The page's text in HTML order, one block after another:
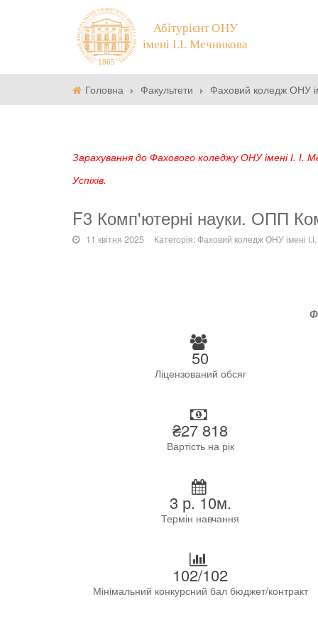
Головна Факультети Фаховий коледж ОНУ
Зарахування до Фахового коледжу ОНУ імені І.
Успіхів.
F3 Комп'ютерні науки. ОПП
11 квітня 2025 Категорія:Фаховий коледж ОНУ імені
50
Ліцензований обсяг
₴27 818
Вартість на рік
3 р. 10м.
Термін навчання
102/102
Мінімальний конкурсний бал бюджет/контракт